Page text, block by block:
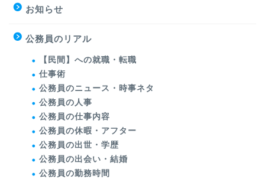
お知らせ
公務員のリアル
【民間】への就職・転職
仕事術
公務員のニュース・時事ネタ
公務員の人事
公務員の仕事内容
公務員の休暇・アフター
公務員の出世・学歴
公務員の出会い・結婚
公務員の勤務時間